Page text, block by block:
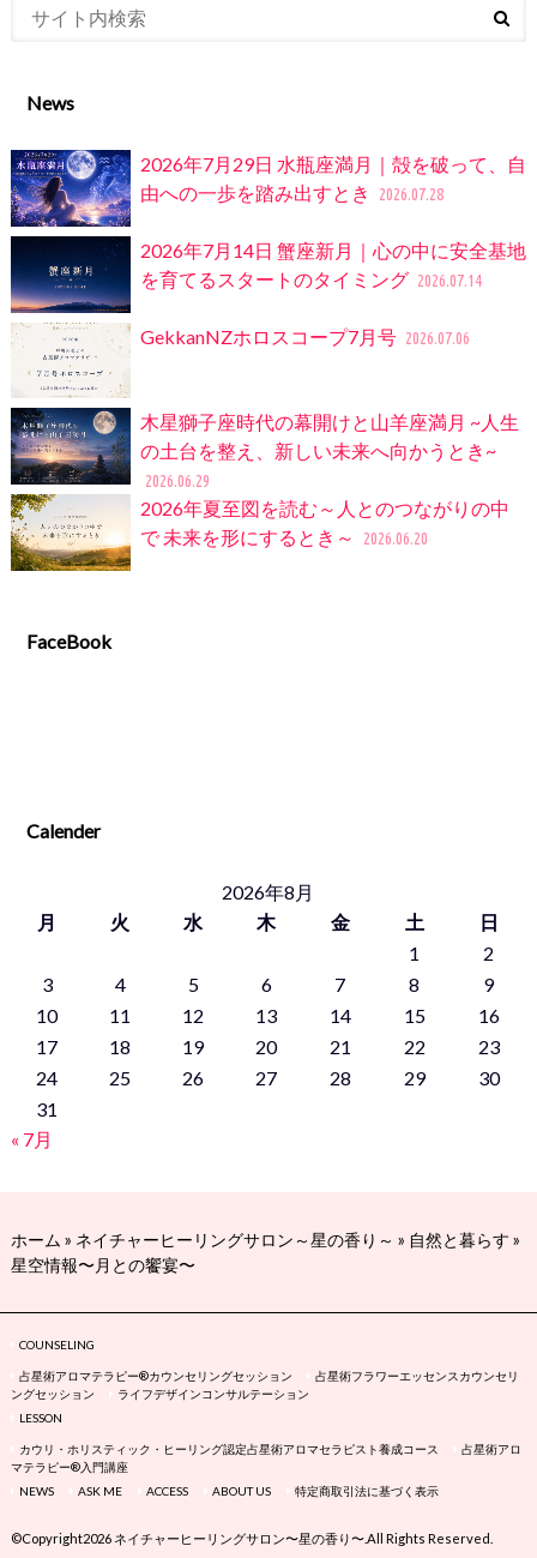
News
2026年7月29日 水瓶座満月｜殻を破って、自
由への一歩を踏み出すとき
2026.07.28
2026年7月14日 蟹座新月｜心の中に安全基地
を育てるスタートのタイミング 2026.07.14
GekkanNZホロスコープ7月号 2026.07.06
木星獅子座時代の幕開けと山羊座満月 ~人生
の土台を整え、新しい未来へ向かうとき~
2026.06.29
2026年夏至図を読む～人とのつながりの中
で 未来を形にするとき～
2026.06.20
FaceBook
Calender
2026年8月
月
火 水 木 金 土
日
1
2
3
4 5 6 7 8
9
10
11 12 13 14 15
16
17
18 19 20 21 22
23
24
25 26 27 28 29
30
31
« 7月
ホーム » ネイチャーヒーリングサロン～星の香り～ » 自然と暮らす »
星空情報〜月との饗宴〜
COUNSELING
占星術アロマテラピー®カウンセリングセッション
占星術フラワーエッセンスカウンセリ
ングセッション
ライフデザインコンサルテーション
LESSON
カウリ・ホリスティック・ヒーリング認定占星術アロマセラピスト養成コース
占星術アロ
マテラピー®入門講座
NEWS
ASK ME ACCESS ABOUT US 特定商取引法に基づく表示
©Copyright2026ネイチャーヒーリングサロン〜星の香り〜.All Rights Reserved.